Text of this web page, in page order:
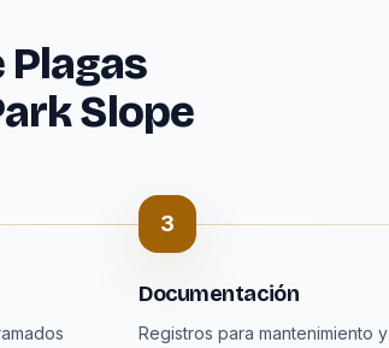
Slope
3
Documentación
Registros para mantenimiento y